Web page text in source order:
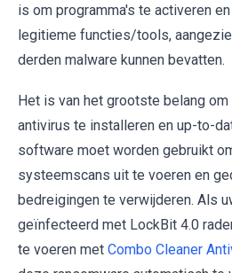
is om programma's te activeren
legitieme functies/tools,
derden malware kunnen bevatten.
Het is van het grootste belang
antivirus te installeren en up-to-
software moet worden gebruikt
systeemscans uit te voeren en
bedreigingen te verwijderen. Als
geïnfecteerd met LockBit 4.0
te voeren met Combo Cleaner